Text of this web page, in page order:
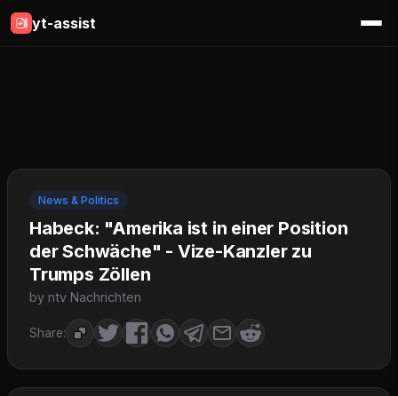
yt-assist
News & Politics
Habeck: "Amerika ist in einer Position
der Schwäche" - Vize-Kanzler zu
Trumps Zöllen
by ntv Nachrichten
Share: